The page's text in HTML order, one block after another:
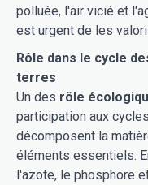
polluée, l'air vicié et
est urgent de les
Rôle dans le cycle
terres
Un des rôle
participation aux
décomposent la
éléments essentiels.
l'azote, le phosphore